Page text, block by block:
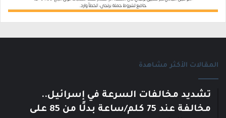
المقالات الأكثر مشاهدة
تشديد مخالفات السرعة في إسرائيل..
مخالفة عند 75 كلم/ساعة بدلًا من 85 على